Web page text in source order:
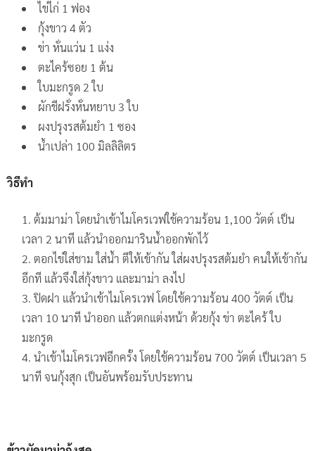
ไข่ไก่ 1 ฟอง
กุ้งขาว 4 ตัว
ข่า หั่นแว่น 1 แง่ง
ตะไคร้ซอย 1 ต้น
ใบมะกรูด 2 ใบ
ผักชีฝรั่งหั่นหยาบ 3 ใบ
ผงปรุงรสต้มยำ 1 ซอง
น้ำเปล่า 100 มิลลิลิตร
วิธีทำ
ต้มมาม่า โดยนำเข้าไมโครเวฟใช้ความร้อน 1,100 วัตต์ เป็น
เวลา 2 นาที แล้วนำออกมารินน้ำออกพักไว้
ตอกไข่ใส่ชาม ใส่น้ำ ตีให้เข้ากัน ใส่ผงปรุงรสต้มยำ คนให้เข้ากัน
อีกที แล้วจึงใส่กุ้งขาว และมาม่า ลงไป
ปิดฝา แล้วนำเข้าไมโครเวฟ โดยใช้ความร้อน 400 วัตต์ เป็น
เวลา 10 นาที นำออก แล้วตกแต่งหน้า ด้วยกุ้ง ข่า ตะไคร้ ใบ
มะกรูด
นำเข้าไมโครเวฟอีกครั้ง โดยใช้ความร้อน 700 วัตต์ เป็นเวลา 5
นาที จนกุ้งสุก เป็นอันพร้อมรับประทาน